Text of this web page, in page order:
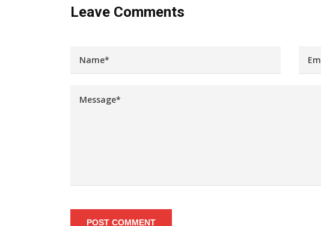
Leave Comments
POST COMMENT